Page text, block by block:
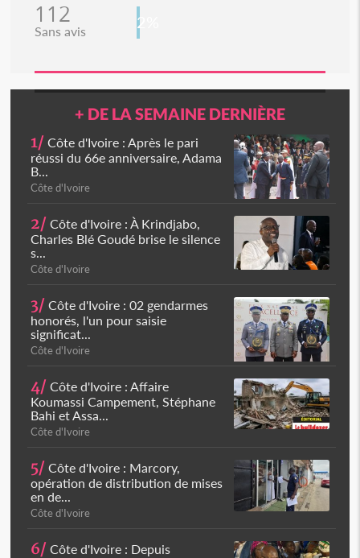
112
Sans avis 2%
+ DE LA SEMAINE DERNIÈRE
1/ Côte d'Ivoire : Après le pari
réussi du 66e anniversaire, Adama
B...
Côte d'Ivoire
2/ Côte d'Ivoire : À Krindjabo,
Charles Blé Goudé brise le silence
s...
Côte d'Ivoire
3/ Côte d'Ivoire : 02 gendarmes
honorés, l'un pour saisie
significat...
Côte d'Ivoire
4/ Côte d'Ivoire : Affaire
Koumassi Campement, Stéphane
Bahi et Assa...
Côte d'Ivoire
5/ Côte d'Ivoire : Marcory,
opération de distribution de mises
en de...
Côte d'Ivoire
6/ Côte d'Ivoire : Depuis